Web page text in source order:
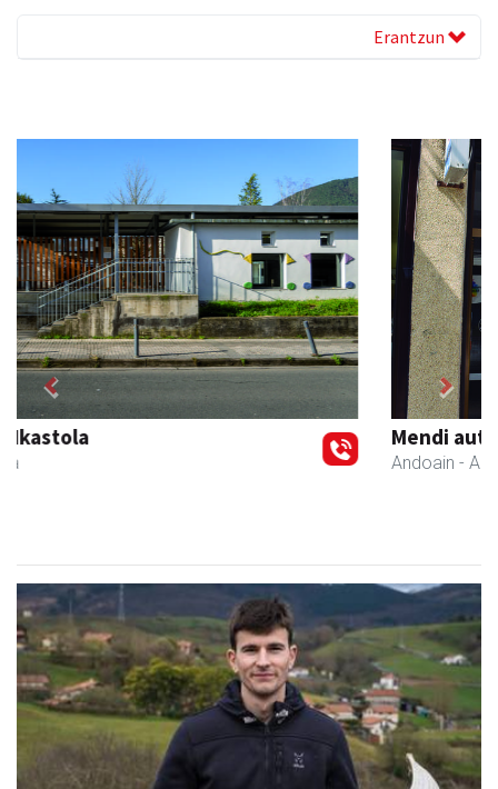
Erantzun
Mendi autoeskola
Andoain
Previous Next